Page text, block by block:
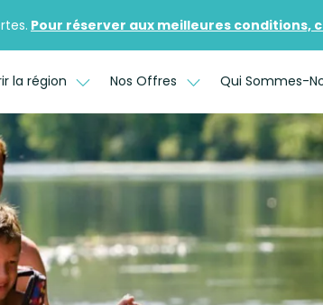
Pour réserver aux meilleures conditions,
la région Nos Offres Qui Sommes-